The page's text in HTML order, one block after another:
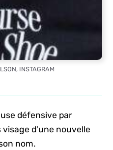
INSTAGRAM
défensive par
d'une nouvelle
nom.